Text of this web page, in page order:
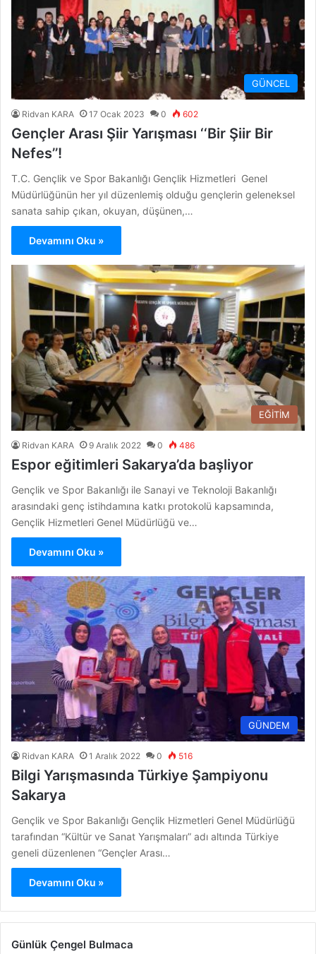
GÜNCEL
Ridvan KARA 17 Ocak 2023 0 602
Gençler Arası Şiir Yarışması ‘‘Bir Şiir Bir
Nefes’’!
T.C. Gençlik ve Spor Bakanlığı Gençlik Hizmetleri Genel
Müdürlüğünün her yıl düzenlemiş olduğu gençlerin geleneksel
sanata sahip çıkan, okuyan, düşünen,…
Devamını Oku »
EĞİTİM
Ridvan KARA 9 Aralık 2022 0 486
Espor eğitimleri Sakarya’da başliyor
Gençlik ve Spor Bakanlığı ile Sanayi ve Teknoloji Bakanlığı
arasındaki genç istihdamına katkı protokolü kapsamında,
Gençlik Hizmetleri Genel Müdürlüğü ve…
Devamını Oku »
GÜNDEM
Ridvan KARA 1 Aralık 2022 0 516
Bilgi Yarışmasında Türkiye Şampiyonu
Sakarya
Gençlik ve Spor Bakanlığı Gençlik Hizmetleri Genel Müdürlüğü
tarafından “Kültür ve Sanat Yarışmaları” adı altında Türkiye
geneli düzenlenen “Gençler Arası…
Devamını Oku »
Günlük Çengel Bulmaca